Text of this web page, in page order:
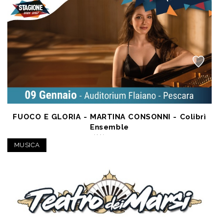
FUOCO E GLORIA - MARTINA CONSONNI - Colibrì
Ensemble
JAN 9 2027
MUSICA